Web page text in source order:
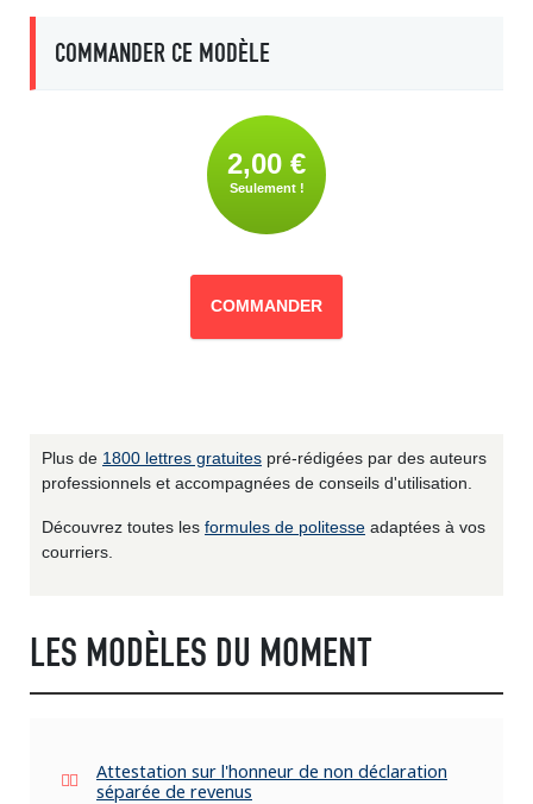
COMMANDER CE MODÈLE
2,00 €
Seulement !
COMMANDER
Plus de 1800 lettres gratuites pré-rédigées par des auteurs
professionnels et accompagnées de conseils d'utilisation.
Découvrez toutes les formules de politesse adaptées à vos
courriers.
LES MODÈLES DU MOMENT
Attestation sur l'honneur de non déclaration
séparée de revenus